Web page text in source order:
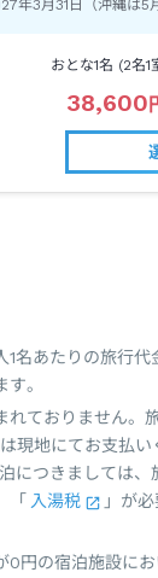
3月31日（沖縄は5
おとな1名 (2名1
38,600
1名あたりの旅行
。
れておりません。
現地にてお支払い
につきましては、
「 入湯税
」が
0円の宿泊施設に